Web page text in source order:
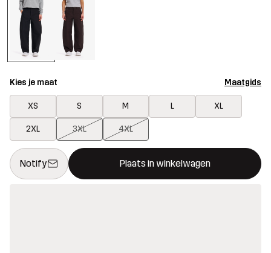
Kies je maat Maatgids
XS S M L XL
2XL 3XL 4XL
Notify Plaats in winkelwagen
Deze knop opent een modal met de bevestiging van een
{{size}} niet beschikbaar